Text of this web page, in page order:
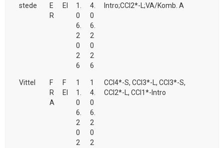
stede
E
R
EI
1.
0
6.
2
0
2
6
4.
0
6.
2
0
2
6
Intro;CCI2*-L;VA/Komb. A
Vittel
F
R
A
F
EI
1
1.
0
6.
2
0
2
1
4.
0
6.
2
0
2
CCI4*-S, CCI3*-L, CCI3*-S,
CCI2*-L, CCI1*-Intro